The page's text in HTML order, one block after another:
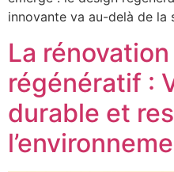
innovante va au-delà de
La
régénératif :
durable et